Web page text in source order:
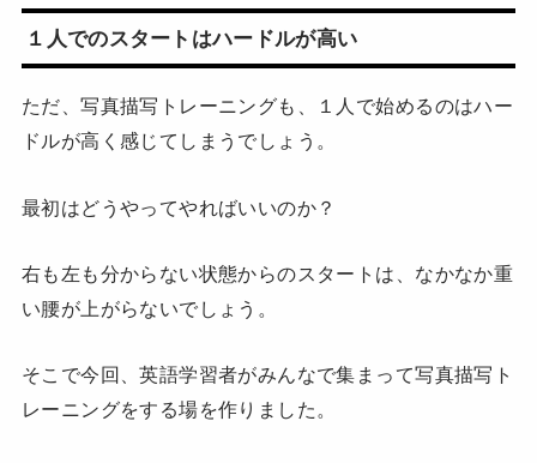
１人でのスタートはハードルが高い
ただ、写真描写トレーニングも、１人で始めるのはハー
ドルが高く感じてしまうでしょう。
最初はどうやってやればいいのか？
右も左も分からない状態からのスタートは、なかなか重
い腰が上がらないでしょう。
そこで今回、英語学習者がみんなで集まって写真描写ト
レーニングをする場を作りました。